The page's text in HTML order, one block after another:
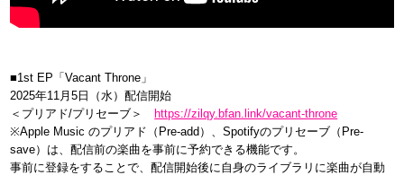
■1st EP「Vacant Throne」
2025年11月5日（水）配信開始
＜プリアド/プリセーブ＞
https://zilqy.bfan.link/vacant-throne
※Apple Music のプリアド（Pre-add）、Spotifyのプリセーブ（Pre-
save）は、配信前の楽曲を事前に予約できる機能です。
事前に登録をすることで、配信開始後に自身のライブラリに楽曲が自動